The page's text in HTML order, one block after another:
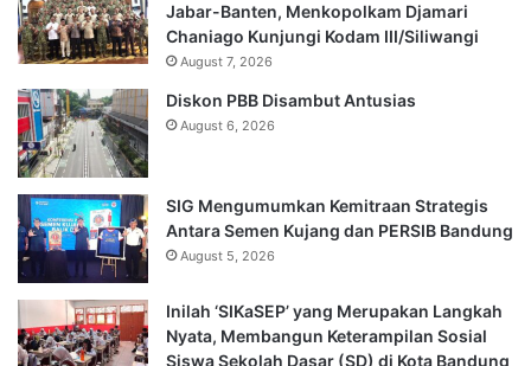
Jabar-Banten, Menkopolkam Djamari
Chaniago Kunjungi Kodam III/Siliwangi
August 7, 2026
Diskon PBB Disambut Antusias
August 6, 2026
SIG Mengumumkan Kemitraan Strategis
Antara Semen Kujang dan PERSIB Bandung
August 5, 2026
Inilah ‘SIKaSEP’ yang Merupakan Langkah
Nyata, Membangun Keterampilan Sosial
Siswa Sekolah Dasar (SD) di Kota Bandung